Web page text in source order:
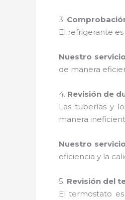
3.
El refrigerante
Nuestro servicio
de manera
4. Revisión de
Las tuberías y
manera
Nuestro servicio
eficiencia y la
5. Revisión del
El termostato